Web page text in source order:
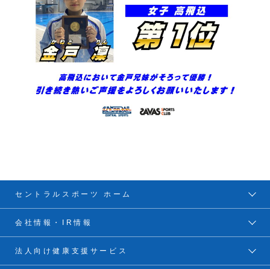
セントラルスポーツ ホーム
会社情報・IR情報
法人向け健康支援サービス